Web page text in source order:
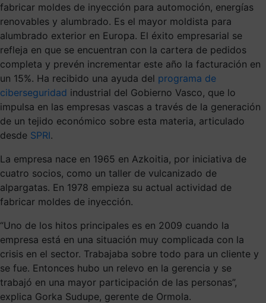
fabricar moldes de inyección para automoción, energías
renovables y alumbrado. Es el mayor moldista para
alumbrado exterior en Europa. El éxito empresarial se
refleja en que se encuentran con la cartera de pedidos
completa y prevén incrementar este año la facturación en
un 15%. Ha recibido una ayuda del programa de
ciberseguridad industrial del Gobierno Vasco, que lo
impulsa en las empresas vascas a través de la generación
de un tejido económico sobre esta materia, articulado
desde SPRI.
La empresa nace en 1965 en Azkoitia, por iniciativa de
cuatro socios, como un taller de vulcanizado de
alpargatas. En 1978 empieza su actual actividad de
fabricar moldes de inyección.
“Uno de los hitos principales es en 2009 cuando la
empresa está en una situación muy complicada con la
crisis en el sector. Trabajaba sobre todo para un cliente y
se fue. Entonces hubo un relevo en la gerencia y se
trabajó en una mayor participación de las personas”,
explica Gorka Sudupe, gerente de Ormola.